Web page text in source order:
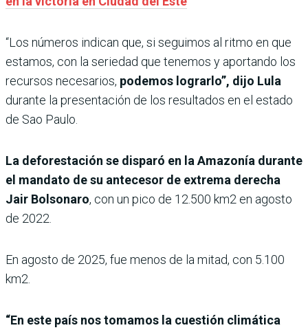
“Los números indican que, si seguimos al ritmo en que
estamos, con la seriedad que tenemos y aportando los
recursos necesarios, podemos lograrlo”, dijo Lula
durante la presentación de los resultados en el estado
de Sao Paulo.
La deforestación se disparó en la Amazonía durante
el mandato de su antecesor de extrema derecha
Jair Bolsonaro, con un pico de 12.500 km2 en agosto
de 2022.
En agosto de 2025, fue menos de la mitad, con 5.100
km2.
“En este país nos tomamos la cuestión climática